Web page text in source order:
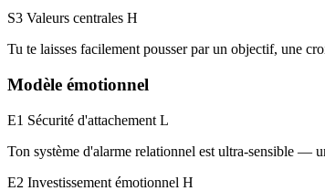
S3 Valeurs centrales H
Tu te laisses facilement pousser par un objectif, une
Modèle émotionnel
E1 Sécurité d'attachement L
Ton système d'alarme relationnel est ultra-sensible —
E2 Investissement émotionnel H